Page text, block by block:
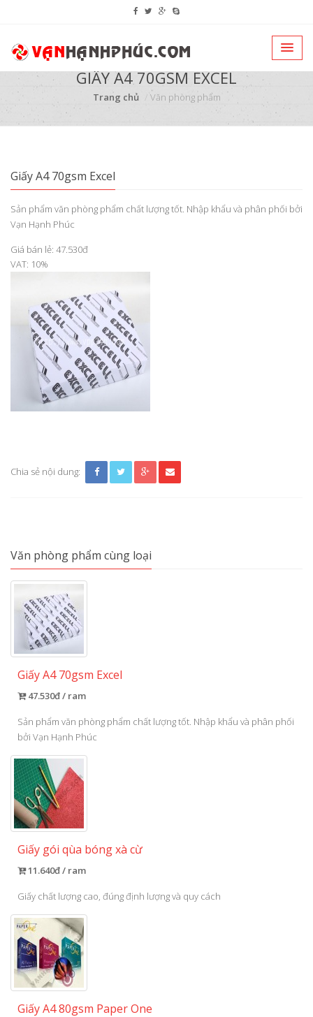
GIẤY A4 70GSM EXCEL
Trang chủ Văn phòng phẩm
Giấy A4 70gsm Excel
Sản phẩm văn phòng phẩm chất lượng tốt. Nhập khẩu và phân phối bởi
Vạn Hạnh Phúc
Giá bán lẻ: 47.530đ
VAT: 10%
Chia sẻ nội dung:
Văn phòng phẩm cùng loại
Giấy A4 70gsm Excel
47.530đ / ram
Sản phẩm văn phòng phẩm chất lượng tốt. Nhập khẩu và phân phối
bởi Vạn Hạnh Phúc
Giấy gói qùa bóng xà cừ
11.640đ / ram
Giấy chất lượng cao, đúng định lượng và quy cách
Giấy A4 80gsm Paper One